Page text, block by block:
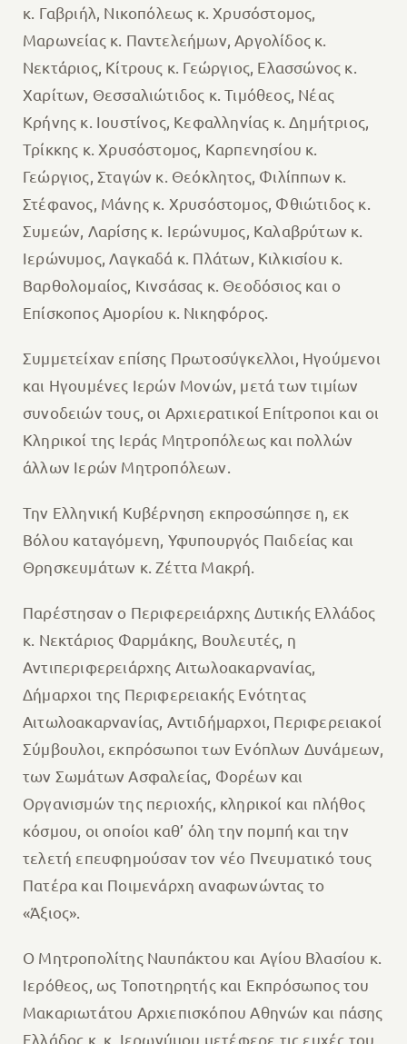
κ. Γαβριήλ, Νικοπόλεως κ. Χρυσόστομος,
Μαρωνείας κ. Παντελεήμων, Αργολίδος κ.
Νεκτάριος, Κίτρους κ. Γεώργιος, Ελασσώνος κ.
Χαρίτων, Θεσσαλιώτιδος κ. Τιμόθεος, Νέας
Κρήνης κ. Ιουστίνος, Κεφαλληνίας κ. Δημήτριος,
Τρίκκης κ. Χρυσόστομος, Καρπενησίου κ.
Γεώργιος, Σταγών κ. Θεόκλητος, Φιλίππων κ.
Στέφανος, Μάνης κ. Χρυσόστομος, Φθιώτιδος κ.
Συμεών, Λαρίσης κ. Ιερώνυμος, Καλαβρύτων κ.
Ιερώνυμος, Λαγκαδά κ. Πλάτων, Κιλκισίου κ.
Βαρθολομαίος, Κινσάσας κ. Θεοδόσιος και ο
Επίσκοπος Αμορίου κ. Νικηφόρος.
Συμμετείχαν επίσης Πρωτοσύγκελλοι, Ηγούμενοι
και Ηγουμένες Ιερών Μονών, μετά των τιμίων
συνοδειών τους, οι Αρχιερατικοί Επίτροποι και οι
Κληρικοί της Ιεράς Μητροπόλεως και πολλών
άλλων Ιερών Μητροπόλεων.
Την Ελληνική Κυβέρνηση εκπροσώπησε η, εκ
Βόλου καταγόμενη, Υφυπουργός Παιδείας και
Θρησκευμάτων κ. Ζέττα Μακρή.
Παρέστησαν ο Περιφερειάρχης Δυτικής Ελλάδος
κ. Νεκτάριος Φαρμάκης, Βουλευτές, η
Αντιπεριφερειάρχης Αιτωλοακαρνανίας,
Δήμαρχοι της Περιφερειακής Ενότητας
Αιτωλοακαρνανίας, Αντιδήμαρχοι, Περιφερειακοί
Σύμβουλοι, εκπρόσωποι των Ενόπλων Δυνάμεων,
των Σωμάτων Ασφαλείας, Φορέων και
Οργανισμών της περιοχής, κληρικοί και πλήθος
κόσμου, οι οποίοι καθ’ όλη την πομπή και την
τελετή επευφημούσαν τον νέο Πνευματικό τους
Πατέρα και Ποιμενάρχη αναφωνώντας το
«Άξιος».
Ο Μητροπολίτης Ναυπάκτου και Αγίου Βλασίου κ.
Ιερόθεος, ως Τοποτηρητής και Εκπρόσωπος του
Μακαριωτάτου Αρχιεπισκόπου Αθηνών και πάσης
Ελλάδος κ. κ. Ιερωνύμου μετέφερε τις ευχές του